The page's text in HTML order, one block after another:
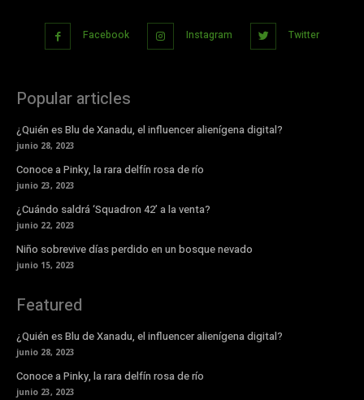
Facebook Instagram Twitter
Popular articles
¿Quién es Blu de Xanadu, el influencer alienígena digital?
junio 28, 2023
Conoce a Pinky, la rara delfín rosa de río
junio 23, 2023
¿Cuándo saldrá ‘Squadron 42’ a la venta?
junio 22, 2023
Niño sobrevive días perdido en un bosque nevado
junio 15, 2023
Featured
¿Quién es Blu de Xanadu, el influencer alienígena digital?
junio 28, 2023
Conoce a Pinky, la rara delfín rosa de río
junio 23, 2023